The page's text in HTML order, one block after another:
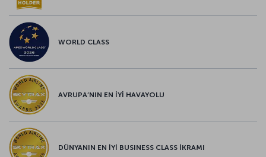
WORLD CLASS
AVRUPA’NIN EN İYİ HAVAYOLU
DÜNYANIN EN İYİ BUSINESS CLASS İKRAMI